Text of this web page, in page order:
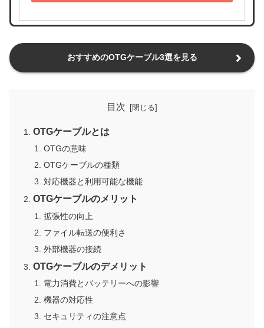
おすすめのOTGケーブル3選を見る
目次
OTGケーブルとは
OTGの意味
OTGケーブルの種類
対応機器と利用可能な機能
OTGケーブルのメリット
拡張性の向上
ファイル転送の便利さ
外部機器の接続
OTGケーブルのデメリット
電力消費とバッテリーへの影響
機器の対応性
セキュリティの注意点